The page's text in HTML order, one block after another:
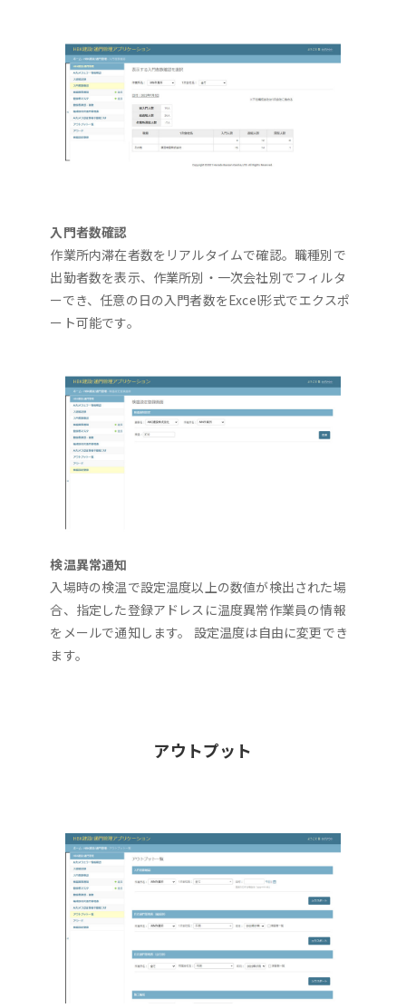
入門者数確認
作業所内滞在者数をリアルタイムで確認。職種別で
出勤者数を表示、作業所別・一次会社別でフィルタ
ーでき、任意の日の入門者数をExcel形式でエクスポ
ート可能です。
検温異常通知
入場時の検温で設定温度以上の数値が検出された場
合、指定した登録アドレスに温度異常作業員の情報
をメールで通知します。 設定温度は自由に変更でき
ます。
アウトプット